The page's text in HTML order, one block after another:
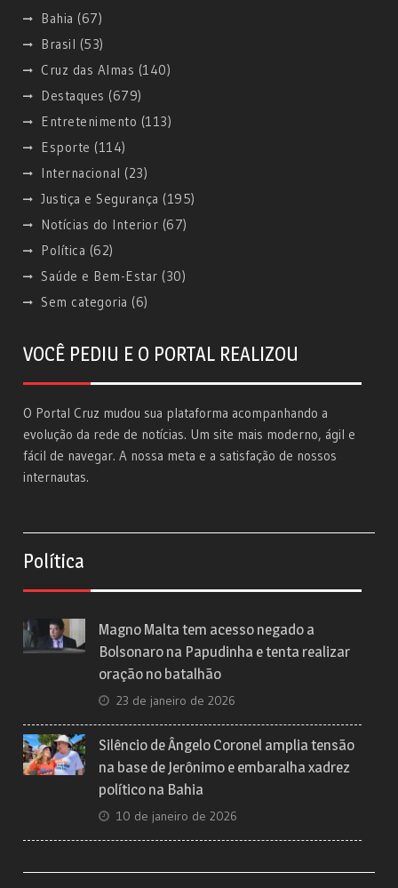
Bahia (67)
Brasil (53)
Cruz das Almas (140)
Destaques (679)
Entretenimento (113)
Esporte (114)
Internacional (23)
Justiça e Segurança (195)
Notícias do Interior (67)
Política (62)
Saúde e Bem-Estar (30)
Sem categoria (6)
VOCÊ PEDIU E O PORTAL REALIZOU
O Portal Cruz mudou sua plataforma acompanhando a
evolução da rede de notícias. Um site mais moderno, ágil e
fácil de navegar. A nossa meta e a satisfação de nossos
internautas.
Política
Magno Malta tem acesso negado a
Bolsonaro na Papudinha e tenta realizar
oração no batalhão
23 de janeiro de 2026
Silêncio de Ângelo Coronel amplia tensão
na base de Jerônimo e embaralha xadrez
político na Bahia
10 de janeiro de 2026